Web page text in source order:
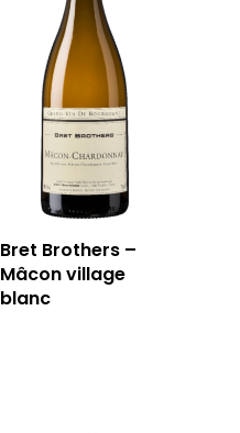
Bret Brothers –
Mâcon village
blanc